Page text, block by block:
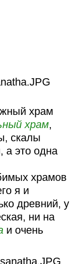
храм
храм,
скалы
а это одна
храмов
я и
древний, у
ни на
и очень